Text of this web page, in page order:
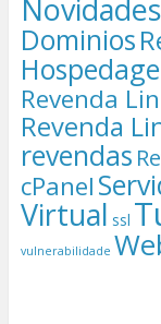
Dominios
Revenda
Revenda
revendas
cPanel
Virtual ssl
vulnerabilidade